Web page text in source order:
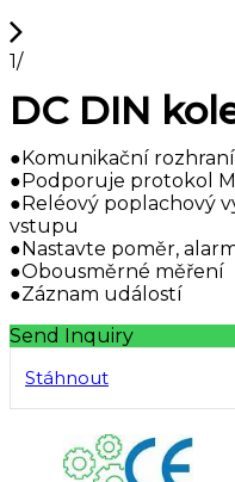
1/
DC DIN
●Komunikační rozhraní
●Podporuje protokol
●Reléový poplachový
vstupu
●Nastavte poměr,
●Obousměrné měření
●Záznam událostí
Send Inquiry
Stáhnout